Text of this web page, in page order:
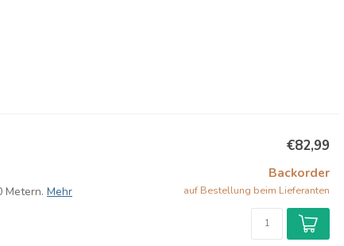
Metern. Mehr
€82,99
Backorder
auf Bestellung beim Lieferanten